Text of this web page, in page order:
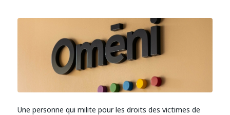
Une personne qui milite pour les droits des victimes de